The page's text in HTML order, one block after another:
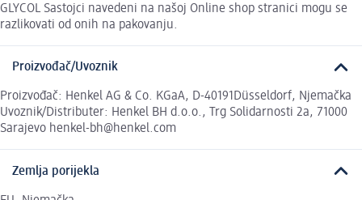
GLYCOL Sastojci navedeni na našoj Online shop stranici mogu se
razlikovati od onih na pakovanju.
Proizvođač/Uvoznik
Proizvođač: Henkel AG & Co. KGaA, D-40191Düsseldorf, Njemačka
Uvoznik/Distributer: Henkel BH d.o.o., Trg Solidarnosti 2a, 71000
Sarajevo henkel-bh@henkel.com
Zemlja porijekla